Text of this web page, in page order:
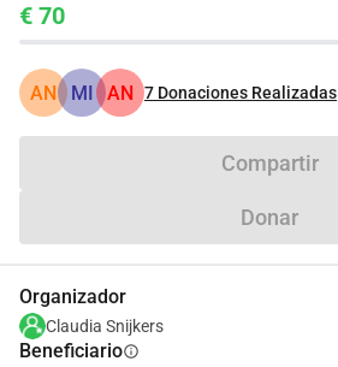
€ 70
AN MI AN 7 Donaciones Realizadas
Compartir
Donar
Organizador
Claudia Snijkers
Beneficiarioinfo